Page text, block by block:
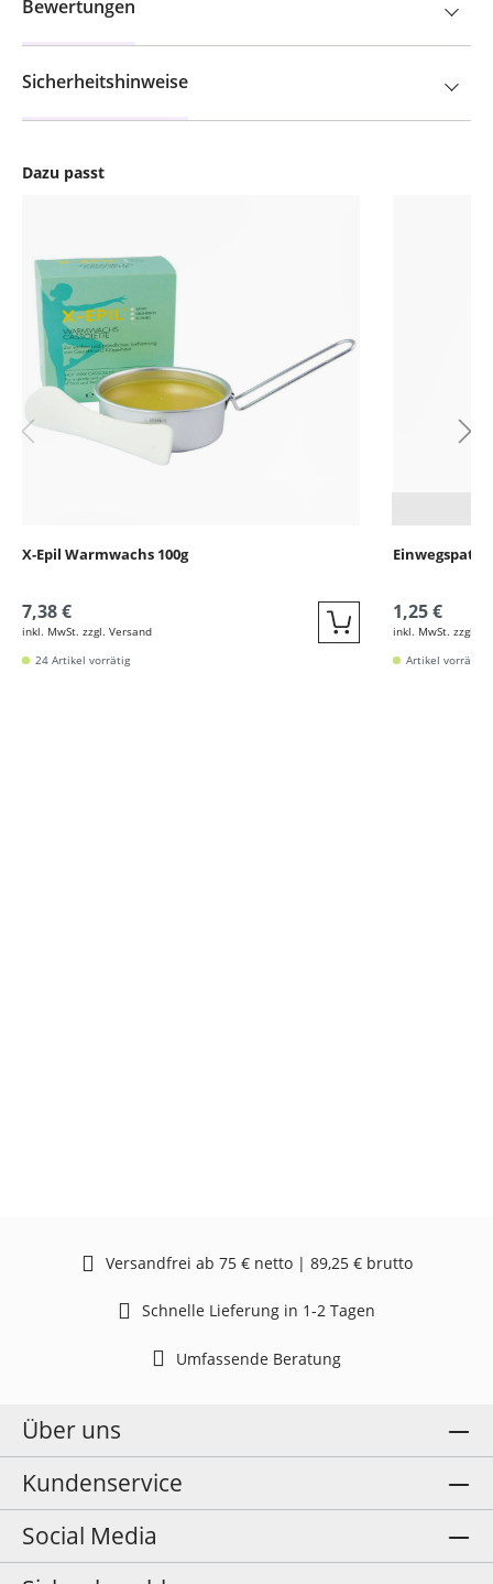
Dazu passt
X-Epil Warmwachs 100g
7,38 €
inkl. MwSt. zzgl. Versand Quickbuy
24 Artikel vorrätig
Einwegspatel
1,25 €
inkl. MwSt. zzgl.
Artikel vorrätig
Bewertungen
Sicherheitshinweise
Versandfrei ab 75 € netto | 89,25 € brutto
Schnelle Lieferung in 1-2 Tagen
Umfassende Beratung
Über uns
Kundenservice
Social Media